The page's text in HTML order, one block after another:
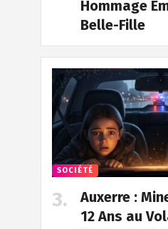
Hommage
Belle-Fille
SOCIÉTÉ
Auxerre :
12 Ans au